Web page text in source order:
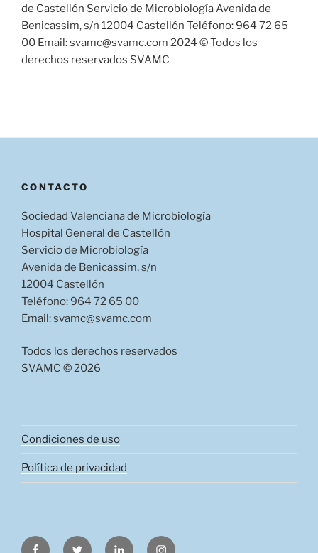
de Castellón Servicio de Microbiología Avenida de
Benicassim, s/n 12004 Castellón Teléfono: 964 72 65
00 Email: svamc@svamc.com 2024 © Todos los
derechos reservados SVAMC
CONTACTO
Sociedad Valenciana de Microbiología
Hospital General de Castellón
Servicio de Microbiología
Avenida de Benicassim, s/n
12004 Castellón
Teléfono: 964 72 65 00
Email: svamc@svamc.com
Todos los derechos reservados
SVAMC © 2026
Condiciones de uso
Política de privacidad
FacebookTwitter LinkedInInstagram